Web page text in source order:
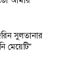
সুলতানার
মেয়েটি”